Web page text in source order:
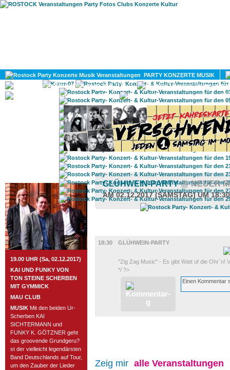
PARTY KONZERTE MUSIK
KULTUR
GAY
ROSTOCK TAGESTIPP
19.00 UHR (Sa, 02.12.2017)
KAI UND FUNKY VON
TON STEINE SCHERBEN
MIT GYMMICK
MAU CLUB
MUSIK Mit den beiden Ur-
Scherben KAI
SICHTERMANN und
FUNKY K. GÖTZNER geht
das groovende Grundgeru?
st der vielleicht legendärsten
Band Deutschlands auf Tour,
um den Zauber der Lieder
GLÜHWEIN-PARTY@ NEUER
AM 02.12.2017 (SAMSTAG) UM
18:30
GLÜHWEIN-PARTY
"Zig Zag Music" - Es gibt Watt uf die Ohr`n!
*/ ?>
Zeig mir alle Veranstaltungen